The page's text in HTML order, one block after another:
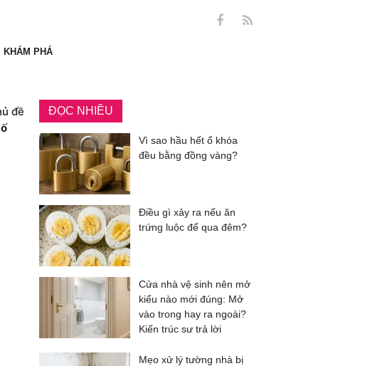
KHÁM PHÁ
đề
ố
ĐỌC NHIỀU
Vì sao hầu hết ổ khóa
đều bằng đồng vàng?
Điều gì xảy ra nếu ăn
trứng luộc để qua đêm?
Cửa nhà vệ sinh nên mở
kiểu nào mới đúng: Mở
vào trong hay ra ngoài?
Kiến trúc sư trả lời
Mẹo xử lý tường nhà bị